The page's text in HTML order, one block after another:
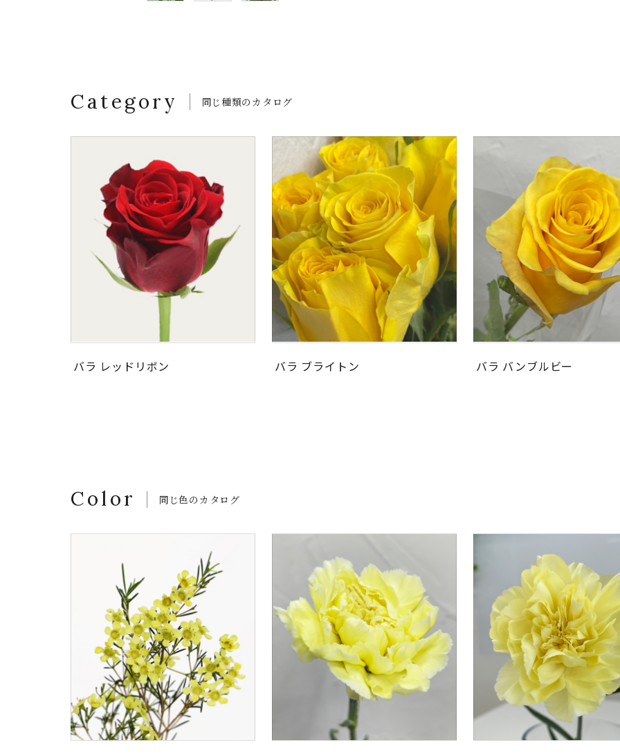
Category 同じ種類のカタログ
バラ レッドリボン バラ ブライトン バラ バンブルビー
Color 同じ色のカタログ